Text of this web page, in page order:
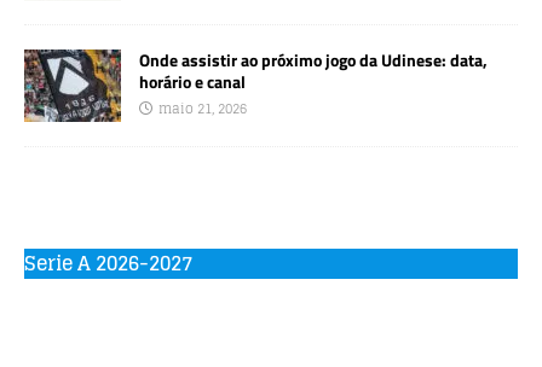
Onde assistir ao próximo jogo da Udinese: data,
horário e canal
maio 21, 2026
Serie A 2026-2027